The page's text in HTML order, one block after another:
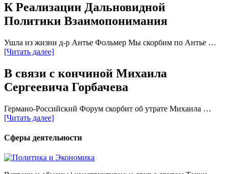
К Реализации Дальновидной
Политики Взаимопонимания
Ушла из жизни д-р Антье Фольмер Мы скорбим по Антье …
[Читать далее]
В связи с кончиной Михаила
Сергеевича Горбачева
Германо-Российский Форум скорбит об утрате Михаила …
[Читать далее]
Сферы деятельности